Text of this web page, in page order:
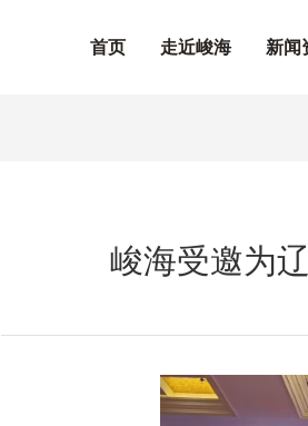
首页 走近峻海 新闻
峻海受邀为